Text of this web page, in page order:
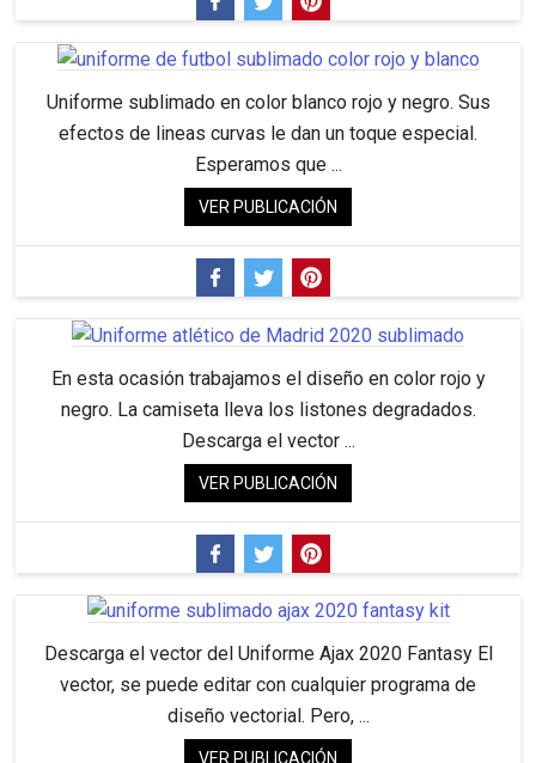
Uniforme sublimado en color blanco rojo y negro. Sus
efectos de lineas curvas le dan un toque especial.
Esperamos que ...
VER PUBLICACIÓN
En esta ocasión trabajamos el diseño en color rojo y
negro. La camiseta lleva los listones degradados.
Descarga el vector ...
VER PUBLICACIÓN
Descarga el vector del Uniforme Ajax 2020 Fantasy El
vector, se puede editar con cualquier programa de
diseño vectorial. Pero, ...
VER PUBLICACIÓN